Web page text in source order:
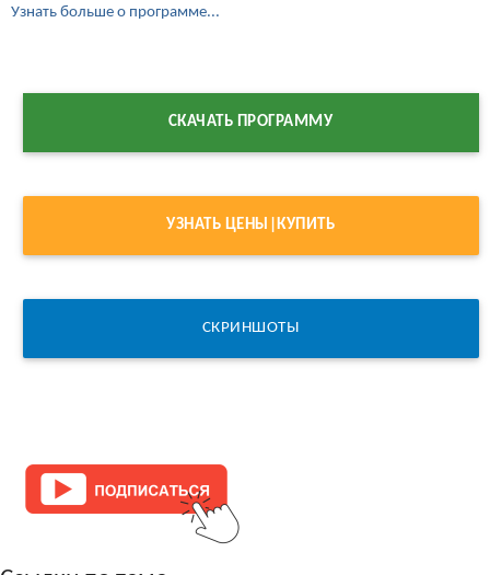
Узнать больше о программе...
СКАЧАТЬ ПРОГРАММУ
УЗНАТЬ ЦЕНЫ|КУПИТЬ
СКРИНШОТЫ